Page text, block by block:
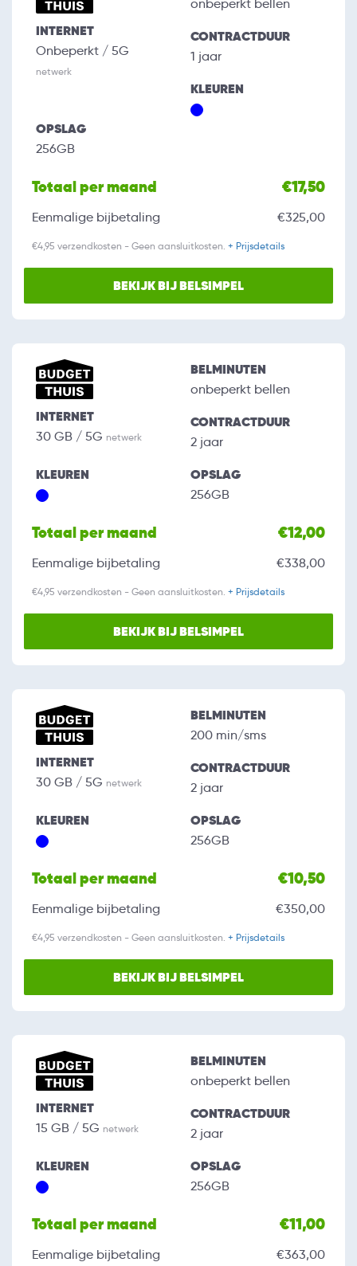
INTERNET
Onbeperkt / 5G
netwerk
onbeperkt bellen
CONTRACTDUUR
1 jaar
KLEUREN
OPSLAG
256GB
Totaal per maand €17,50
Eenmalige bijbetaling €325,00
€4,95 verzendkosten - Geen aansluitkosten. + Prijsdetails
BEKIJK BIJ BELSIMPEL
INTERNET
30 GB / 5G netwerk
BELMINUTEN
onbeperkt bellen
CONTRACTDUUR
2 jaar
KLEUREN OPSLAG
256GB
Totaal per maand €12,00
Eenmalige bijbetaling €338,00
€4,95 verzendkosten - Geen aansluitkosten. + Prijsdetails
BEKIJK BIJ BELSIMPEL
INTERNET
30 GB / 5G netwerk
BELMINUTEN
200 min/sms
CONTRACTDUUR
2 jaar
KLEUREN OPSLAG
256GB
Totaal per maand €10,50
Eenmalige bijbetaling €350,00
€4,95 verzendkosten - Geen aansluitkosten. + Prijsdetails
BEKIJK BIJ BELSIMPEL
INTERNET
15 GB / 5G netwerk
BELMINUTEN
onbeperkt bellen
CONTRACTDUUR
2 jaar
KLEUREN OPSLAG
256GB
Totaal per maand €11,00
Eenmalige bijbetaling €363,00